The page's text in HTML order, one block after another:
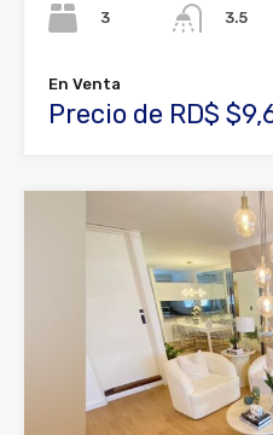
3
3.5
En Venta
Precio de RD$